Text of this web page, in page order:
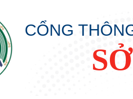
CỔNG